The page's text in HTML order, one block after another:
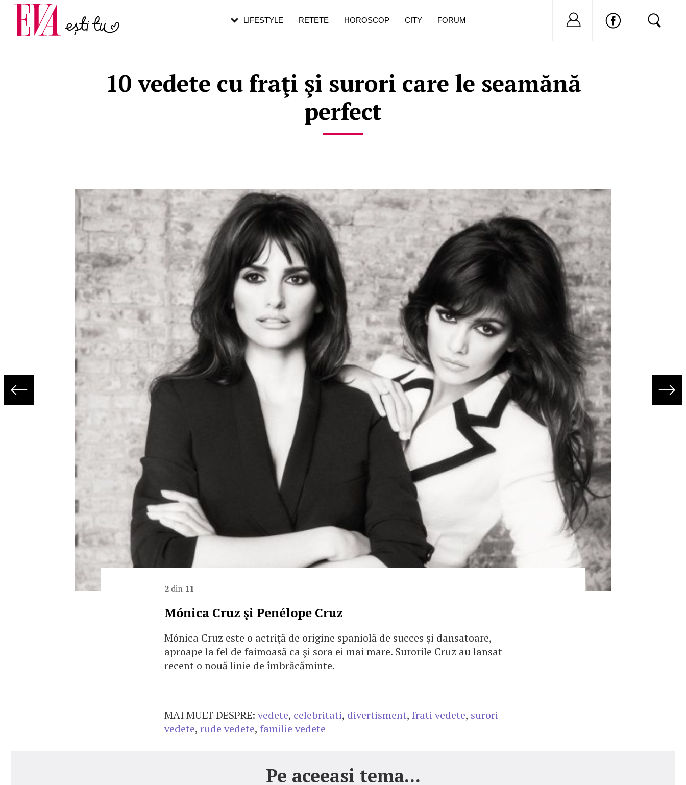
10 vedete cu fraţi şi surori care le seamănă
perfect
2 din 11
Mónica Cruz şi Penélope Cruz
Mónica Cruz este o actriţă de origine spaniolă de succes şi dansatoare,
aproape la fel de faimoasă ca şi sora ei mai mare. Surorile Cruz au lansat
recent o nouă linie de îmbrăcăminte.
MAI MULT DESPRE: vedete, celebritati, divertisment, frati vedete, surori
vedete, rude vedete, familie vedete
Pe aceeasi tema...
LIFESTYLE RETETE HOROSCOP CITY FORUM Nu ai cont?
Carieră
Actualitate
pe măsură ce înaintezi în vârstă
de dureroasă este investigația